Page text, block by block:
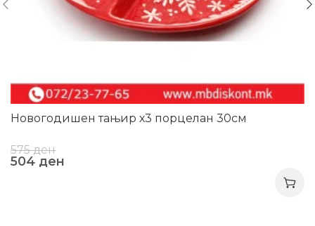
Новогодишен тањир х3 порцелан 30см
575ден
504 ден